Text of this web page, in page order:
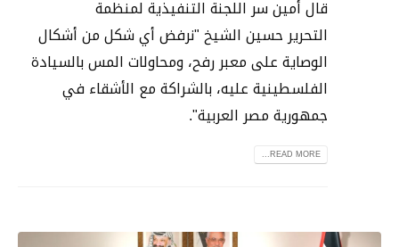
قال أمين سر اللجنة التنفيذية لمنظمة
التحرير حسين الشيخ "نرفض أي شكل من أشكال
الوصاية على معبر رفح، ومحاولات المس بالسيادة
الفلسطينية عليه، بالشراكة مع الأشقاء في
جمهورية مصر العربية".
READ MORE...